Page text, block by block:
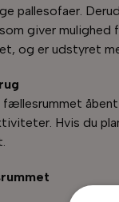
pallesofaer.
giver
og er udstyret
fællesrummet
Hvis du